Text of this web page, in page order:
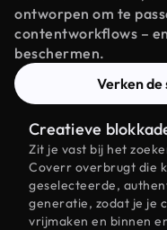
ontworpen om te
contentworkflows –
beschermen.
Verken
Creatieve
Zit je vast bij het
Coverr overbrugt die
geselecteerde,
generatie, zodat je je
vrijmaken en binnen